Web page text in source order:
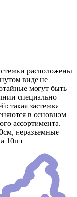
расположены
виде не
могут быть
специально
такая застежка
в основном
ассортимента.
неразъемные
10шт.